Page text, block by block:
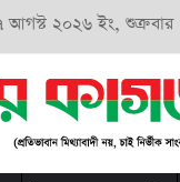
আগস্ট ২০২৬ ইং, শুক্রবার